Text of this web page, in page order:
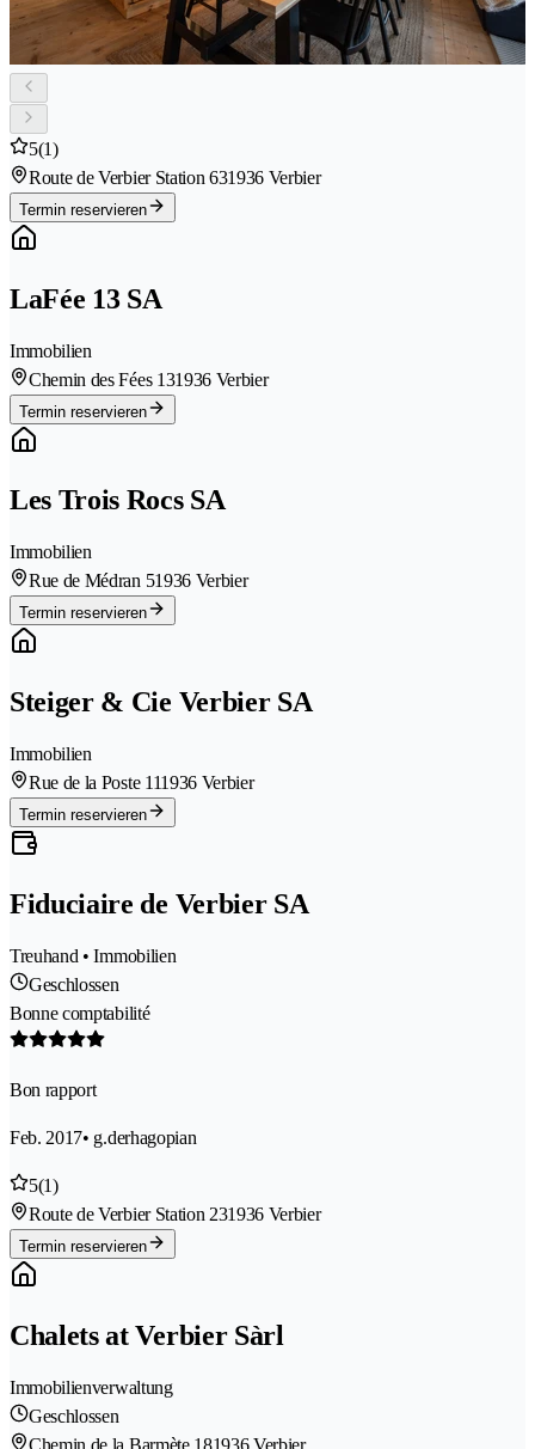
5(1)
Route de Verbier Station 631936 Verbier
Termin reservieren
LaFée 13 SA
Immobilien
Chemin des Fées 131936 Verbier
Termin reservieren
Les Trois Rocs SA
Immobilien
Rue de Médran 51936 Verbier
Termin reservieren
Steiger & Cie Verbier SA
Immobilien
Rue de la Poste 111936 Verbier
Termin reservieren
Fiduciaire de Verbier SA
Treuhand • Immobilien
Geschlossen
Bonne comptabilité
Bon rapport
Feb. 2017• g.derhagopian
5(1)
Route de Verbier Station 231936 Verbier
Termin reservieren
Chalets at Verbier Sàrl
Immobilienverwaltung
Geschlossen
Chemin de la Barmète 181936 Verbier